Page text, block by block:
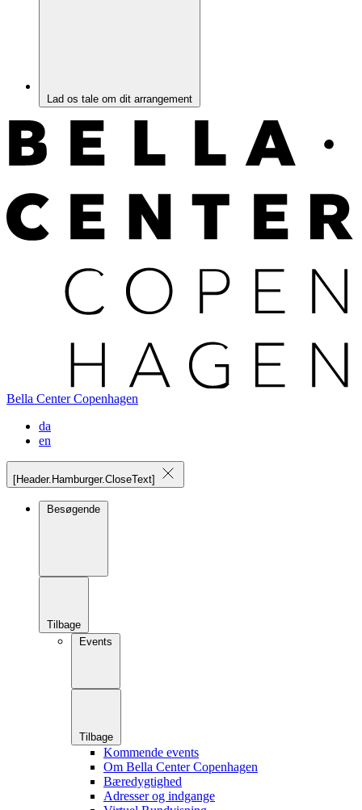
Lad os tale om dit arrangement
Bella Center Copenhagen
da
en
[Header.Hamburger.CloseText]
Besøgende
Tilbage
Events
Tilbage
Kommende events
Om Bella Center Copenhagen
Bæredygtighed
Adresser og indgange